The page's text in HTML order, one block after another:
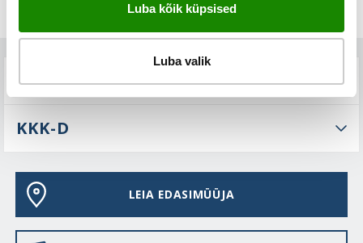
Luba kõik küpsised
Luba valik
TEHNILINE KIRJELDUS
KKK-D
LEIA EDASIMÜÜJA